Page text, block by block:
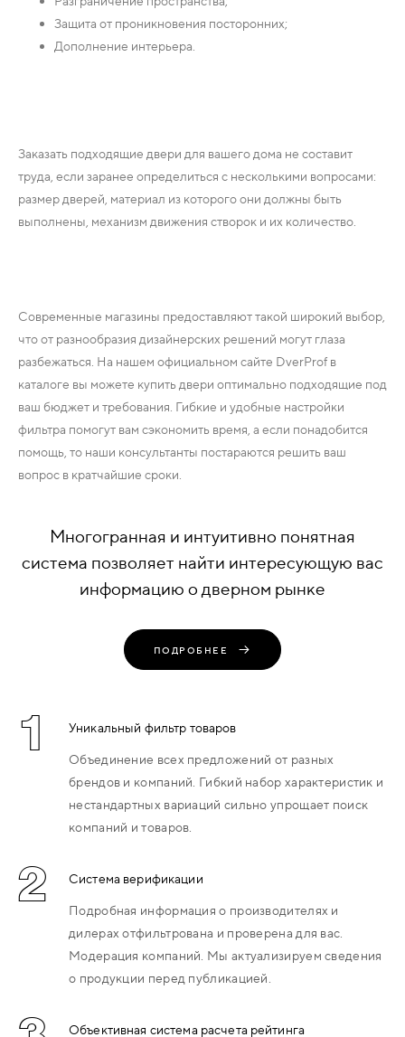
Защита от проникновения посторонних;
Дополнение интерьера.
Заказать подходящие двери для вашего дома не составит
труда, если заранее определиться с несколькими вопросами:
размер дверей, материал из которого они должны быть
выполнены, механизм движения створок и их количество.
Современные магазины предоставляют такой широкий выбор,
что от разнообразия дизайнерских решений могут глаза
разбежаться. На нашем официальном сайте DverProf в
каталоге вы можете купить двери оптимально подходящие под
ваш бюджет и требования. Гибкие и удобные настройки
фильтра помогут вам сэкономить время, а если понадобится
помощь, то наши консультанты постараются решить ваш
вопрос в кратчайшие сроки.
Многогранная и интуитивно понятная
система позволяет найти интересующую вас
информацию о дверном рынке
ПОДРОБНЕЕ
1 Уникальный фильтр товаров
Объединение всех предложений от разных
брендов и компаний. Гибкий набор характеристик и
нестандартных вариаций сильно упрощает поиск
компаний и товаров.
2 Система верификации
Подробная информация о производителях и
дилерах отфильтрована и проверена для вас.
Модерация компаний. Мы актуализируем сведения
о продукции перед публикацией.
Объективная система расчета рейтинга